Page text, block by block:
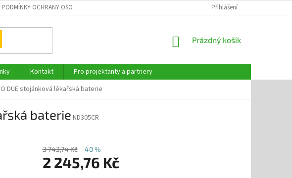
PODMÍNKY OCHRANY OSOBNÍCH ÚDAJŮ Přihlášení
NÁKUPNÍ
Prázdný košík
Kontakt
Pro projektanty a partnery
DUE stojánková lékařská baterie
baterieND305CR
3 743,74 Kč –40 %
2 245,76 Kč